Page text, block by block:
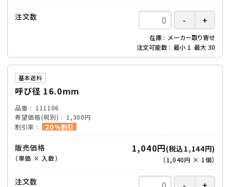
注文数
在庫
メーカー取り寄せ
注文可能数
最小 1 最大 30
基本送料
呼び径 16.0mm
品番
111106
希望価格(税別)
1,300円
割引率
２０％割引
販売価格
（単価 × 入数）
1,040円(税込1,144円)
（1,040円 × 1個）
注文数